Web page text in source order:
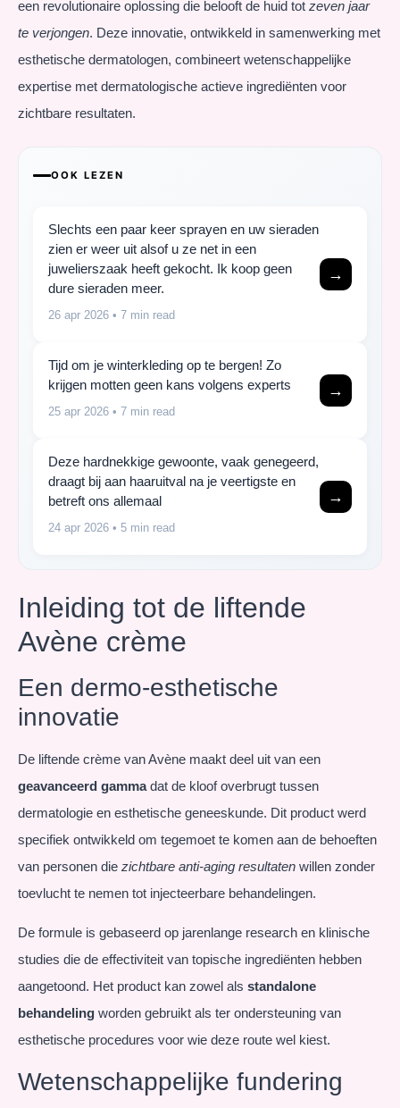
een revolutionaire oplossing die belooft de huid tot zeven jaar
te verjongen. Deze innovatie, ontwikkeld in samenwerking met
esthetische dermatologen, combineert wetenschappelijke
expertise met dermatologische actieve ingrediënten voor
zichtbare resultaten.
OOK LEZEN
Slechts een paar keer sprayen en uw sieraden
zien er weer uit alsof u ze net in een
juwelierszaak heeft gekocht. Ik koop geen
dure sieraden meer.
26 apr 2026 • 7 min read
→
Tijd om je winterkleding op te bergen! Zo
krijgen motten geen kans volgens experts
25 apr 2026 • 7 min read
→
Deze hardnekkige gewoonte, vaak genegeerd,
draagt bij aan haaruitval na je veertigste en
betreft ons allemaal
24 apr 2026 • 5 min read
→
Inleiding tot de liftende
Avène crème
Een dermo-esthetische
innovatie
De liftende crème van Avène maakt deel uit van een
geavanceerd gammadat de kloof overbrugt tussen
dermatologie en esthetische geneeskunde. Dit product werd
specifiek ontwikkeld om tegemoet te komen aan de behoeften
van personen die zichtbare anti-aging resultaten willen zonder
toevlucht te nemen tot injecteerbare behandelingen.
De formule is gebaseerd op jarenlange research en klinische
studies die de effectiviteit van topische ingrediënten hebben
aangetoond. Het product kan zowel als standalone
behandeling worden gebruikt als ter ondersteuning van
esthetische procedures voor wie deze route wel kiest.
Wetenschappelijke fundering